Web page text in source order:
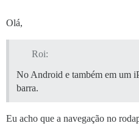
Olá,
Roi:
No Android e também em um
barra.
Eu acho que a navegação no